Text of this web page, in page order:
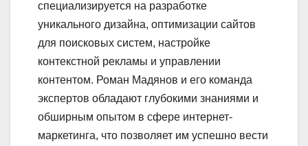
специализируется на разработке
уникального дизайна, оптимизации сайтов
для поисковых систем, настройке
контекстной рекламы и управлении
контентом. Роман Мадянов и его команда
экспертов обладают глубокими знаниями и
обширным опытом в сфере интернет-
маркетинга, что позволяет им успешно вести